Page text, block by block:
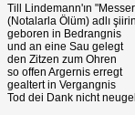
Till Lindemann'ın
(Notalarla Ölüm) adlı
geboren in Bedrangnis
und an eine Sau gelegt
den Zitzen zum Ohren
so offen Argernis erregt
gealtert in Vergangnis
Tod dei Dank nicht